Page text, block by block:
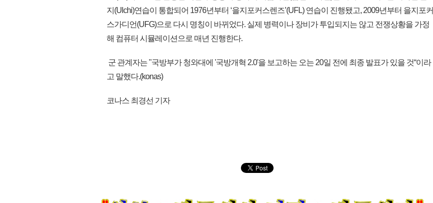
지(Ulchi)연습이 통합되어 1976년부터 ‘을지포커스렌즈’(UFL) 연습이 진행됐고, 2009년부터 을지포커
스가디언(UFG)으로 다시 명칭이 바뀌었다. 실제 병력이나 장비가 투입되지는 않고 전쟁상황을 가정
해 컴퓨터 시뮬레이션으로 매년 진행한다.
군 관계자는 "국방부가 청와대에 '국방개혁 2.0'을 보고하는 오는 20일 전에 최종 발표가 있을 것“이라
고 말했다.(konas)
코나스 최경선 기자